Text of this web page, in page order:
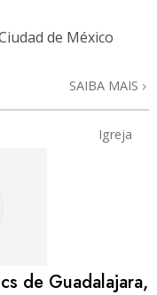
de México
SAIBA MAIS
Igreja
de Guadalajara,